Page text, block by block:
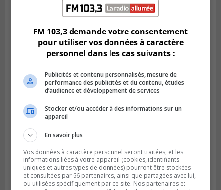
SAINT-CONSTANT
Publié le 7 août 2026 à 06h15
La police enquête sur une noyade à Saint-
Constant
GREENFIELD PARK
Publié le 6 août 2026 à 13h45
Greenfield Park veut s’armer contre les
FM 103,3 demande votre consentement
pour utiliser vos données à caractère
personnel dans les cas suivants :
Publicités et contenu personnalisés, mesure de
performance des publicités et du contenu, études
d’audience et développement de services
Stocker et/ou accéder à des informations sur un
appareil
En savoir plus
Vos données à caractère personnel seront traitées, et les
informations liées à votre appareil (cookies, identifiants
uniques et autres types de données) pourront être stockées
et consultées par 66 partenaires, ainsi que partagées avec lui,
ou utilisées spécifiquement par ce site. Nos partenaires et